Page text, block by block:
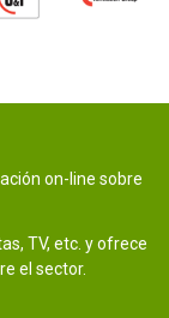
on-line sobre
TV, etc. y ofrece
el sector.